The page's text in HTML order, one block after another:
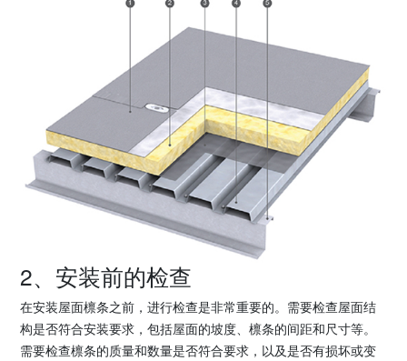
2、安装前的检查
在安装屋面檩条之前，进行检查是非常重要的。需要检查屋面结
构是否符合安装要求，包括屋面的坡度、檩条的间距和尺寸等。
需要检查檩条的质量和数量是否符合要求，以及是否有损坏或变